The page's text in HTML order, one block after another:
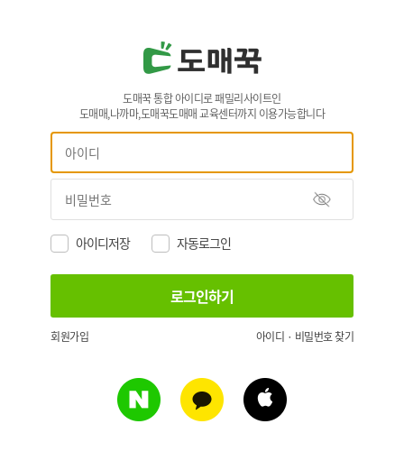
도매꾹 통합 아이디로 패밀리사이트인
도매매,나까마,도매꾹도매매 교육센터까지 이용가능합니다
아이디저장 자동로그인
회원가입 아이디 · 비밀번호 찾기